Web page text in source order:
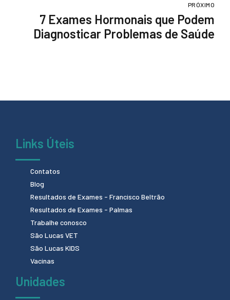
PRÓXIMO
7 Exames Hormonais que Podem
Diagnosticar Problemas de Saúde
Links Úteis
Contatos
Blog
Resultados de Exames - Francisco Beltrão
Resultados de Exames - Palmas
Trabalhe conosco
São Lucas VET
São Lucas KIDS
Vacinas
Unidades